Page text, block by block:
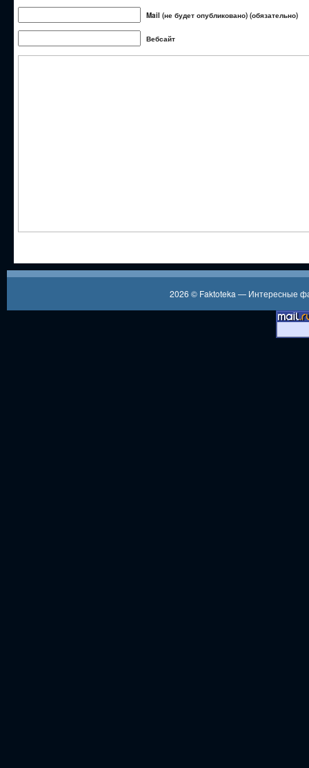
Mail (не будет опубликовано) (обязательно)
Вебсайт
2026 © Faktoteka — Интересные